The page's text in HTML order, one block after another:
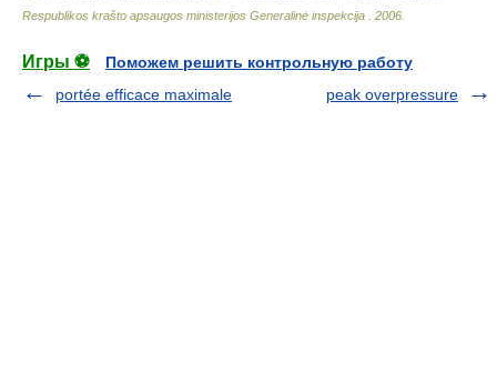
Respublikos krašto apsaugos ministerijos Generalinė inspekcija
2006
Игры ⚽
Поможем решить контрольную работу
portée efficace maximale
peak overpressure